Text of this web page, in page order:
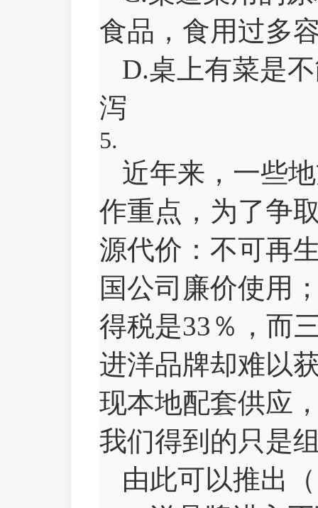
食品，食用过多
D.桌上有菜是
泻
5.
近年来，一些
作重点，为了争
源代价：不可再
国公司廉价使用
得税是33％，而
进洋品牌却难以
现本地配套供应
我们得到的只是
由此可以推出